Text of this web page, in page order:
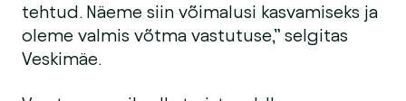
tehtud. Näeme siin võimalusi kasvamiseks ja
oleme valmis võtma vastutuse,” selgitas
Veskimäe.